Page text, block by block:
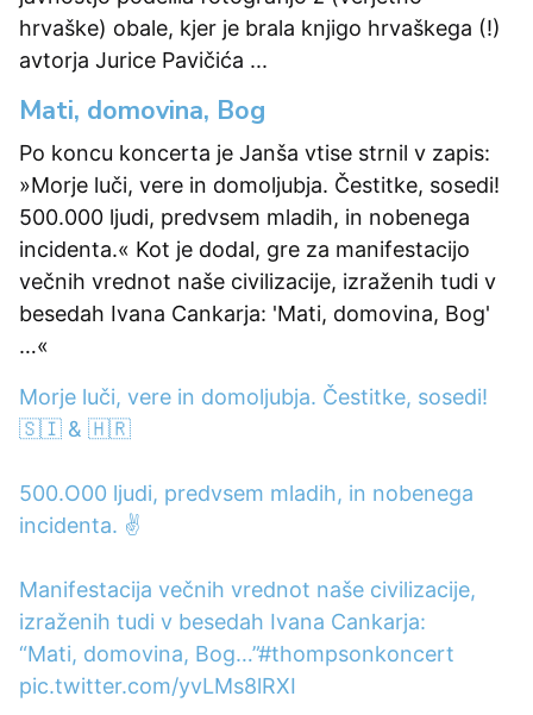
hrvaške) obale, kjer je brala knjigo hrvaškega (!)
avtorja Jurice Pavičića ...
Mati, domovina, Bog
Po koncu koncerta je Janša vtise strnil v zapis:
»Morje luči, vere in domoljubja. Čestitke, sosedi!
500.000 ljudi, predvsem mladih, in nobenega
incidenta.« Kot je dodal, gre za manifestacijo
večnih vrednot naše civilizacije, izraženih tudi v
besedah Ivana Cankarja: 'Mati, domovina, Bog'
…«
Morje luči, vere in domoljubja. Čestitke, sosedi!
🇸🇮 & 🇭🇷
500.O00 ljudi, predvsem mladih, in nobenega
incidenta. ✌️
Manifestacija večnih vrednot naše civilizacije,
izraženih tudi v besedah Ivana Cankarja:
“Mati, domovina, Bog…”#thompsonkoncert
pic.twitter.com/yvLMs8lRXI